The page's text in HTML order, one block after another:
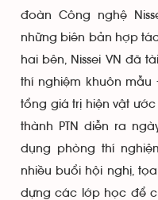
đoàn Công nghệ
những biên bản hợp
hai bên, Nissei VN đã
thí nghiệm khuôn
tổng giá trị hiện vật
thành PTN diễn ra
dụng phòng thí
nhiều buổi hội nghị,
dựng các lớp học để